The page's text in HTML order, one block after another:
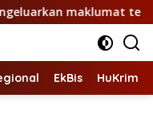
maklumat
EkBis HuKrim